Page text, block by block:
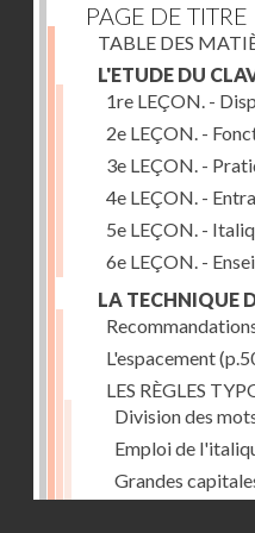
PAGE DE TITRE
TABLE DES
L'ETUDE DU
1re LEÇON. -
2e LEÇON. -
3e LEÇON. -
4e LEÇON. -
5e LEÇON. -
6e LEÇON. -
LA TECHNIQUE
L'espacement
LES RÈGLES
Division des
Emploi de
Grandes